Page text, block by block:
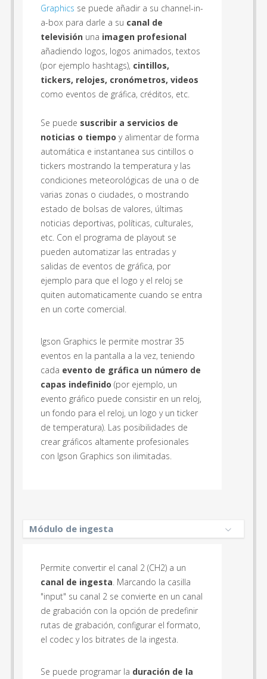
Graphics se puede añadir a su channel-in-
a-box para darle a su canal de
televisión una imagen profesional
añadiendo logos, logos animados, textos
(por ejemplo hashtags), cintillos,
tickers, relojes, cronómetros, videos
como eventos de gráfica, créditos, etc.
Se puede suscribir a servicios de
noticias o tiempo y alimentar de forma
automática e instantanea sus cintillos o
tickers mostrando la temperatura y las
condiciones meteorológicas de una o de
varias zonas o ciudades, o mostrando
estado de bolsas de valores, últimas
noticias deportivas, políticas, culturales,
etc. Con el programa de playout se
pueden automatizar las entradas y
salidas de eventos de gráfica, por
ejemplo para que el logo y el reloj se
quiten automaticamente cuando se entra
en un corte comercial.
Igson Graphics le permite mostrar 35
eventos en la pantalla a la vez, teniendo
cada evento de gráfica un número de
capas indefinido (por ejemplo, un
evento gráfico puede consistir en un reloj,
un fondo para el reloj, un logo y un ticker
de temperatura). Las posibilidades de
crear gráficos altamente profesionales
con Igson Graphics son ilimitadas.
Módulo de ingesta
Permite convertir el canal 2 (CH2) a un
canal de ingesta . Marcando la casilla
"input" su canal 2 se convierte en un canal
de grabación con la opción de predefinir
rutas de grabación, configurar el formato,
el codec y los bitrates de la ingesta.
Se puede programar la duración de la